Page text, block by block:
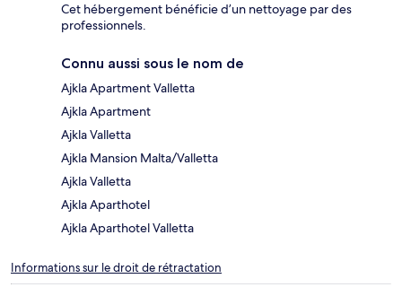
Cet hébergement bénéficie d’un nettoyage par des
professionnels.
Connu aussi sous le nom de
Ajkla Apartment Valletta
Ajkla Apartment
Ajkla Valletta
Ajkla Mansion Malta/Valletta
Ajkla Valletta
Ajkla Aparthotel
Ajkla Aparthotel Valletta
Informations sur le droit de rétractation